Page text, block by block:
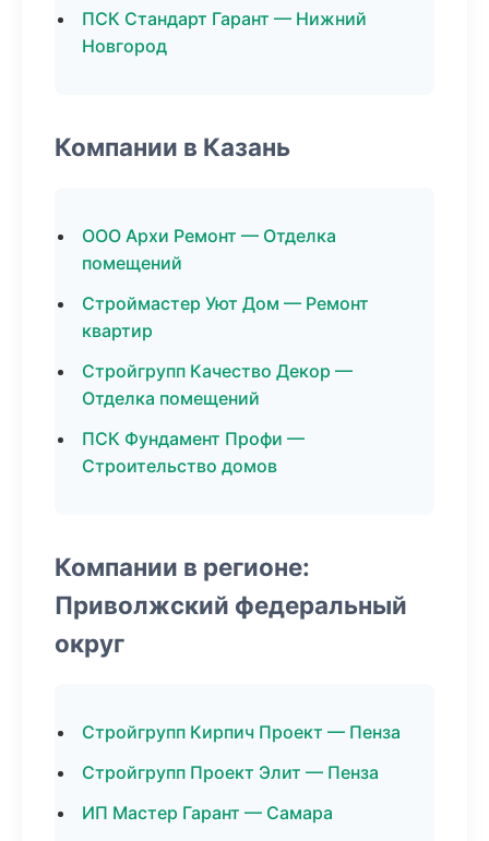
ПСК Стандарт Гарант — Нижний
Новгород
Компании в Казань
ООО Архи Ремонт — Отделка
помещений
Строймастер Уют Дом — Ремонт
квартир
Стройгрупп Качество Декор —
Отделка помещений
ПСК Фундамент Профи —
Строительство домов
Компании в регионе:
Приволжский федеральный
округ
Стройгрупп Кирпич Проект — Пенза
Стройгрупп Проект Элит — Пенза
ИП Мастер Гарант — Самара